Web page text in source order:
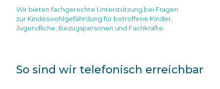
Wir bieten fachgerechte Unterstützung bei Fragen
zur Kindeswohlgefährdung für betroffene Kinder,
Jugendliche, Bezugspersonen und Fachkräfte.
So sind wir telefonisch erreichbar